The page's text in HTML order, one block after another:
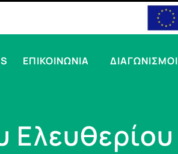
ΕΠΙΚΟΙΝΩΝΙΑ ΔΙΑΓΩΝΙΣΜΟΙ